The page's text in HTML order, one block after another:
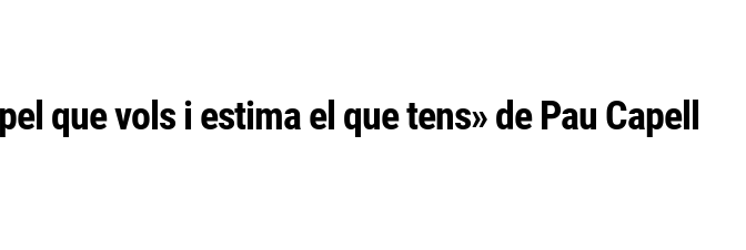
que vols i estima el que tens» de Pau Capell